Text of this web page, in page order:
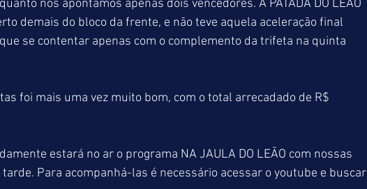
nós apontamos apenas dois vencedores. A PATADA DO LEÃO
demais do bloco da frente, e não teve aquela aceleração final
se contentar apenas com o complemento da trifeta na quinta
foi mais uma vez muito bom, com o total arrecadado de R$
estará no ar o programa NA JAULA DO LEÃO com nossas
Para acompanhá-las é necessário acessar o youtube e buscar